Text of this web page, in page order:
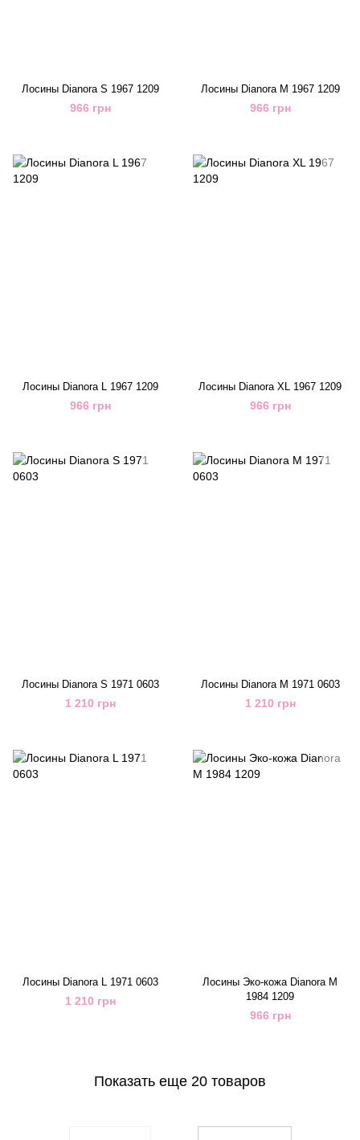
Лосины Dianora S 1967 1209
966 грн
Лосины Dianora M 1967 1209
966 грн
Лосины Dianora L 1967 1209
966 грн
Лосины Dianora XL 1967 1209
966 грн
Лосины Dianora S 1971 0603
1 210 грн
Лосины Dianora M 1971 0603
1 210 грн
Лосины Dianora L 1971 0603
1 210 грн
Лосины Эко-кожа Dianora M
1984 1209
966 грн
Показать еще 20 товаров